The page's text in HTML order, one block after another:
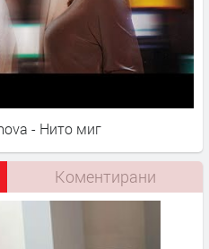
- Нито миг
Коментирани